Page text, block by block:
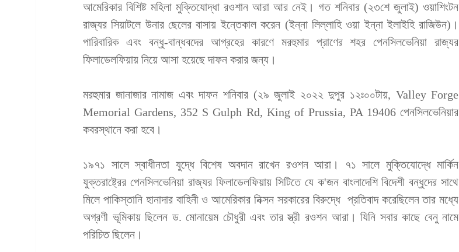
আমেরিকার বিশিষ্ট মহিলা মুক্তিযোদ্ধা রওশান আরা আর নেই। গত শনিবার (২৩শে জুলাই) ওয়াশিংটন
রাজ্যর সিয়াটলে উনার ছেলের বাসায় ইন্তেকাল করেন (ইন্না লিল্লাহি ওয়া ইন্না ইলাইহি রাজিউন)।
পারিবারিক এবং বন্ধু-বান্ধবদের আগ্রহের কারণে মরহুমার প্রাণের শহর পেনসিলভেনিয়া রাজ্যর
ফিলাডেলফিয়ায় নিয়ে আসা হয়েছে দাফন করার জন্য।
মরহুমার জানাজার নামাজ এবং দাফন শনিবার (২৯ জুলাই ২০২২ দুপুর ১২ঃ০০টায়, Valley Forge
Memorial Gardens, 352 S Gulph Rd, King of Prussia, PA 19406 পেনসিলভেনিয়ার
কবরস্থানে করা হবে।
১৯৭১ সালে স্বাধীনতা যুদ্ধে বিশেষ অবদান রাখেন রওশন আরা। ৭১ সালে মুক্তিযোদ্ধে মার্কিন
যুক্তরাষ্ট্রের পেনসিলভেনিয়া রাজ্যর ফিলাডেলফিয়ায় সিটিতে যে ক'জন বাংলাদেশি বিদেশী বন্ধুদের সাথে
মিলে পাকিস্তানি হানাদার বাহিনী ও আমেরিকার নিক্সন সরকারের বিরুদ্ধে প্রতিবাদ করেছিলেন তার মধ্যে
অগ্রণী ভূমিকায় ছিলেন ড. মোনায়েম চৌধুরী এবং তার স্ত্রী রওশন আরা। যিনি সবার কাছে বেনু নামে
পরিচিত ছিলেন।